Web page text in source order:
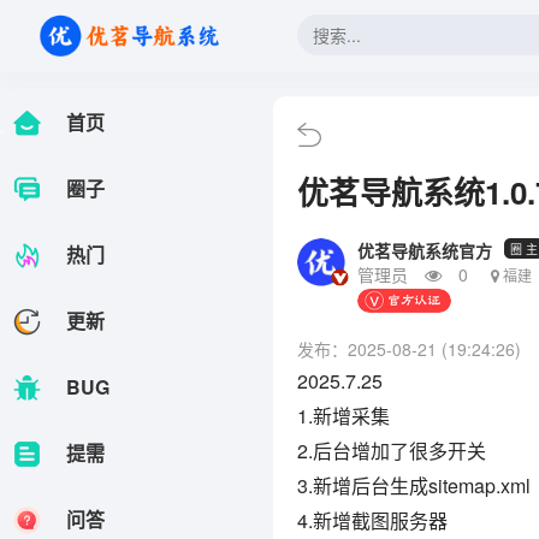
首页
圈子
热门
更新
BUG
提需
问答
优茗导航系统
优茗导航系统官方 圈 主
管理员 0 福建
发布：2025-08-21 (19:24:26)
2025.7.25
1.新增采集
2.后台增加了很多开关
3.新增后台生成sitemap.xml
4.新增截图服务器